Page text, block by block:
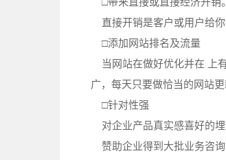
直接开销是客户或用户给你
□添加网站排名及流量
当网站在做好优化并在 上
广，每天只要做恰当的网站更
□针对性强
对企业产品真实感喜好的埋
赞助企业得到大批业务咨询